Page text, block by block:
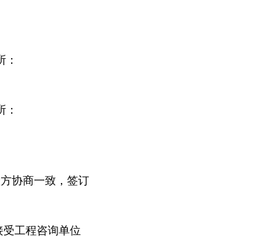
：
：
协商一致，签订
工程咨询单位